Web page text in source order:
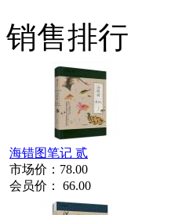
销售排行
海错图笔记 贰
市场价： 78.00
会员价： 66.00